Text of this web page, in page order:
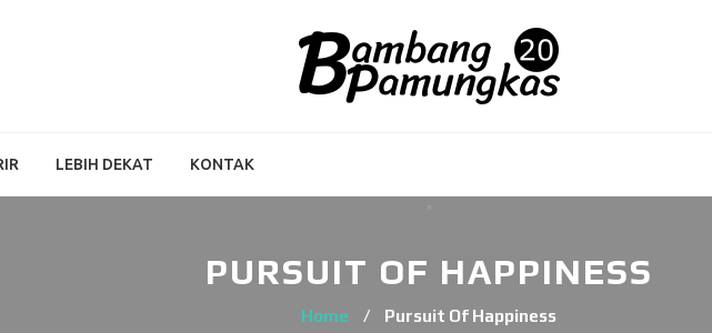
LEBIH DEKAT KONTAK
PURSUIT OF HAPPINESS
Home / Pursuit Of Happiness